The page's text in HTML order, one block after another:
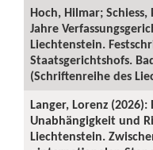
Hoch, Hilmar;
Jahre
Liechtenstein.
Staatsgerichtshofs.
(Schriftenreihe des
Langer, Lorenz
Unabhängigkeit und
Liechtenstein.